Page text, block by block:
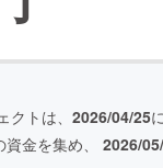
クトは、 2026/04/25
資金を集め、 2026/